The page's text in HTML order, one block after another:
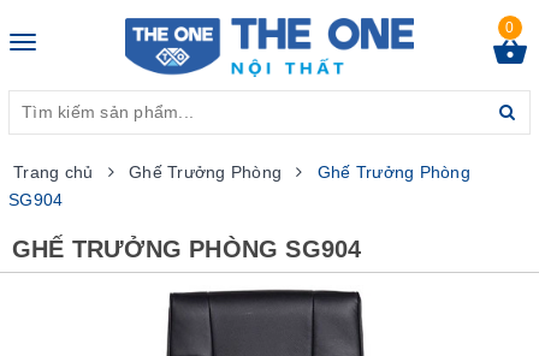
Toggle
0
Trang chủ Ghế Trưởng Phòng
Ghế Trưởng Phòng
SG904
GHẾ TRƯỞNG PHÒNG SG904